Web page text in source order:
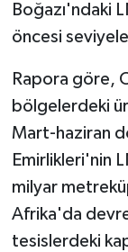
Boğazı'ndaki
öncesi
Rapora göre,
bölgelerdeki
Mart-haziran
Emirlikleri'nin
milyar
Afrika'da
tesislerdeki